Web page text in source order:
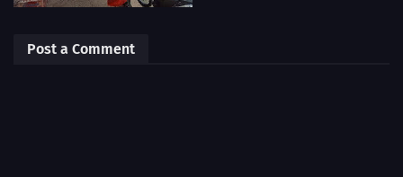
Post a Comment